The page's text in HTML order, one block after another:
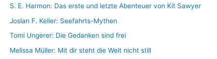
S. E. Harmon: Das erste und letzte Abenteuer von Kit Sawyer
Joslan F. Keller: Seefahrts-Mythen
Tomi Ungerer: Die Gedanken sind frei
Melissa Müller: Mit dir steht die Welt nicht still